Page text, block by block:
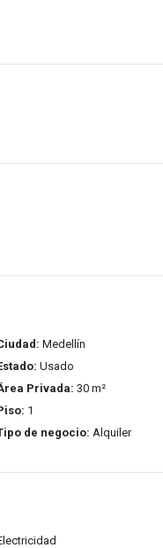
Medellín
Usado
Privada: 30 m²
1
de negocio: Alquiler